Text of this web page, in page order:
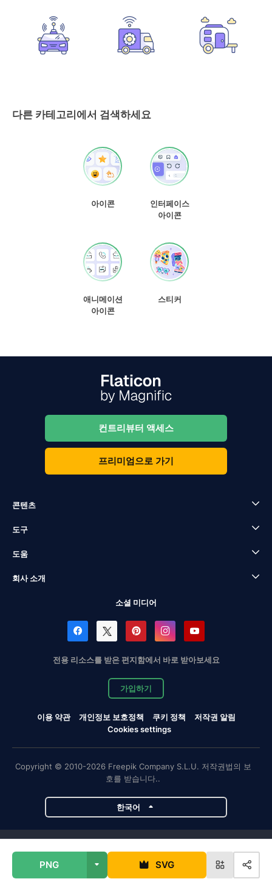
PNG SVG
다른 카테고리에서 검색하세요
아이콘
인터페이스
아이콘
애니메이션
아이콘
스티커
컨트리뷰터 액세스
프리미엄으로 가기
콘텐츠
도구
도움
회사 소개
소셜 미디어
전용 리소스를 받은 편지함에서 바로 받아보세요
가입하기
이용 약관 개인정보 보호정책 쿠키 정책
저작권 알림
Cookies settings
Copyright © 2010-2026 Freepik Company S.L.U. 저작권법의 보
호를 받습니다..
한국어